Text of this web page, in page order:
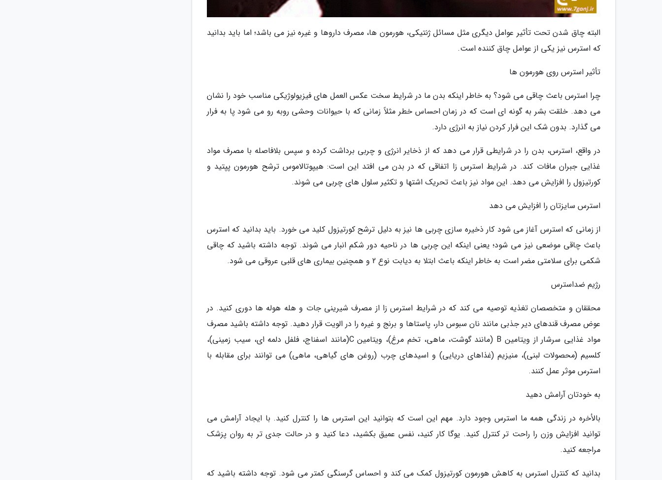
البته چاق شدن تحت تأثیر عوامل دیگری مثل مسائل ژنتیکی، هورمون ها، مصرف داروها و غیره نیز می باشد؛ اما باید بدانید
که استرس نیز یکی از عوامل چاق کننده است.
تأثیر استرس روی هورمون ها
چرا استرس باعث چاقی می شود؟ به خاطر اینکه بدن ما در شرایط سخت عکس العمل های فیزیولوژیکی مناسب خود را نشان
می دهد. خلقت بشر به گونه ای است که در زمان احساس خطر مثلاً زمانی که با حیوانات وحشی روبه رو می شود پا به فرار
می گذارد. بدون شک این فرار کردن نیاز به انرژی دارد.
در واقع، استرس، بدن را در شرایطی قرار می دهد که از ذخایر انرژی و چربی برداشت کرده و سپس بلافاصله با مصرف مواد
غذایی جبران مافات کند. در شرایط استرس زا اتفاقی که در بدن می افتد این است: هیپوتالاموس ترشح هورمون پپتید و
کورتیزول را افزایش می دهد. این مواد نیز باعث تحریک اشتها و تکثیر سلول های چربی می شوند.
استرس سایزتان را افزایش می دهد
از زمانی که استرس آغاز می شود کار ذخیره سازی چربی ها نیز به دلیل ترشح کورتیزول کلید می خورد. باید بدانید که استرس
باعث چاقی موضعی نیز می شود؛ یعنی اینکه این چربی ها در ناحیه دور شکم انبار می شوند. توجه داشته باشید که چاقی
شکمی برای سلامتی مضر است به خاطر اینکه باعث ابتلا به دیابت نوع 2 و همچنین بیماری های قلبی عروقی می شود.
رژیم ضداسترس
محققان و متخصصان تغذیه توصیه می کند که در شرایط استرس زا از مصرف شیرینی جات و هله هوله ها دوری کنید. در
عوض مصرف قندهای دیر جذبی مانند نان سبوس دار، پاستاها و برنج و غیره را در الویت قرار دهید. توجه داشته باشید مصرف
مواد غذایی سرشار از ویتامین B (مانند گوشت، ماهی، تخم مرغ)، ویتامین C(مانند اسفناج، فلفل دلمه ای، سیب زمینی)،
کلسیم (محصولات لبنی)، منیزیم (غذاهای دریایی) و اسیدهای چرب (روغن های گیاهی، ماهی) می توانند برای مقابله با
استرس موثر عمل کنند.
به خودتان آرامش دهید
بالأخره در زندگی همه ما استرس وجود دارد. مهم این است که بتوانید این استرس ها را کنترل کنید. با ایجاد آرامش می
توانید افزایش وزن را راحت تر کنترل کنید. یوگا کار کنید، نفس عمیق بکشید، دعا کنید و در حالت جدی تر به روان پزشک
مراجعه کنید.
بدانید که کنترل استرس به کاهش هورمون کورتیزول کمک می کند و احساس گرسنگی کمتر می شود. توجه داشته باشید که